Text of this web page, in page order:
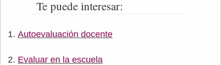
Te puede interesar:
Autoevaluación docente
Evaluar en la escuela